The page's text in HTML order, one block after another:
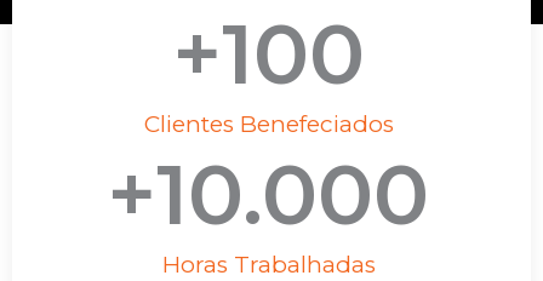
Clientes Benefeciados
+100
Horas Trabalhadas
+10.000